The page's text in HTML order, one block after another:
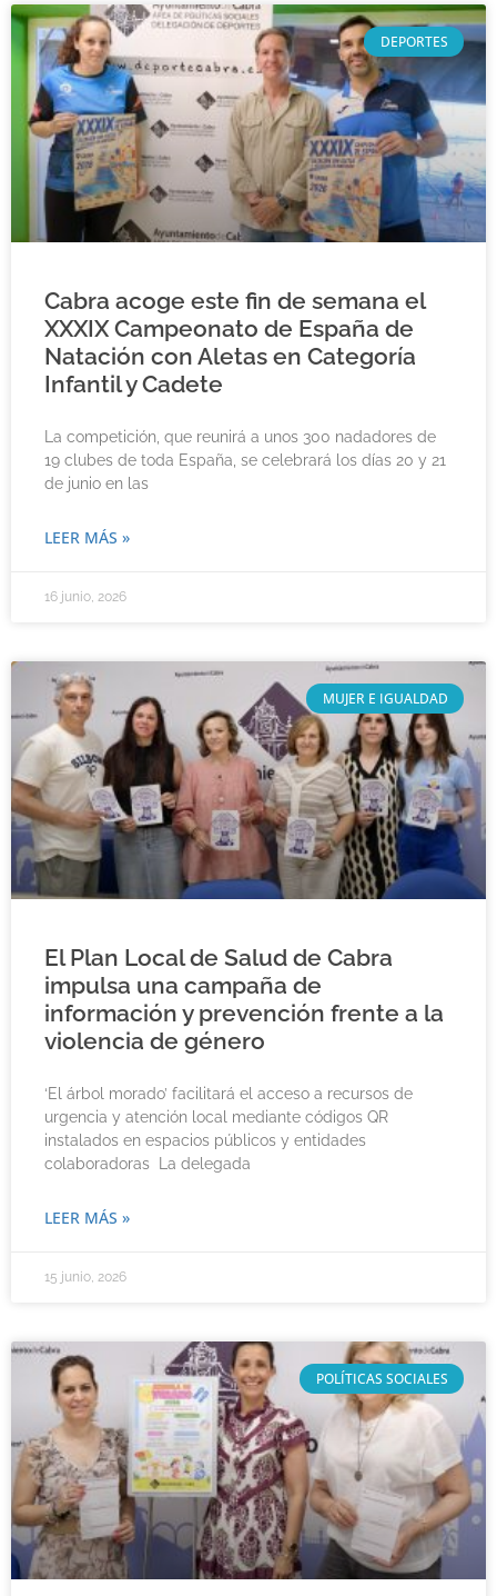
DEPORTES
Cabra acoge este fin de semana el
XXXIX Campeonato de España de
Natación con Aletas en Categoría
Infantil y Cadete
La competición, que reunirá a unos 300 nadadores de
19 clubes de toda España, se celebrará los días 20 y 21
de junio en las
LEER MÁS »
16 junio, 2026
MUJER E IGUALDAD
El Plan Local de Salud de Cabra
impulsa una campaña de
información y prevención frente a la
violencia de género
‘El árbol morado’ facilitará el acceso a recursos de
urgencia y atención local mediante códigos QR
instalados en espacios públicos y entidades
colaboradoras La delegada
LEER MÁS »
15 junio, 2026
POLÍTICAS SOCIALES